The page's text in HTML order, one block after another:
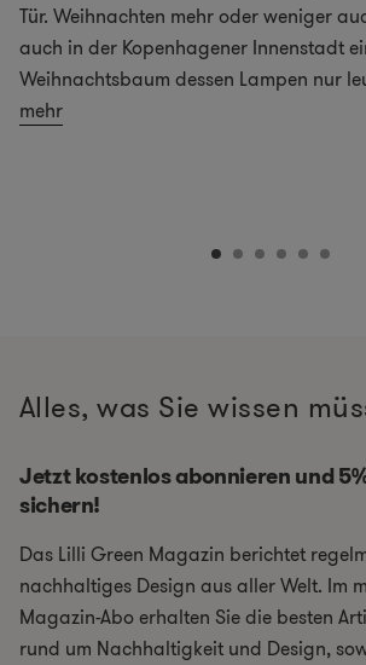
Tür. Weihnachten mehr oder weniger
auch in der Kopenhagener Innenstadt
Weihnachtsbaum dessen Lampen nur
mehr
Alles, was Sie wissen
Jetzt kostenlos abonnieren und
sichern!
Das Lilli Green Magazin berichtet
nachhaltiges Design aus aller Welt. Im
Magazin-Abo erhalten Sie die besten
rund um Nachhaltigkeit und Design,